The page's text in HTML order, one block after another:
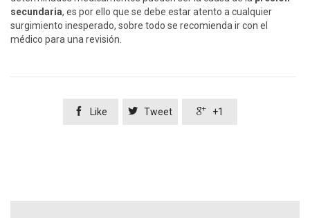
secundaria, es por ello que se debe estar atento a cualquier
surgimiento inesperado, sobre todo se recomienda ir con el
médico para una revisión.
 Like  Tweet  +1